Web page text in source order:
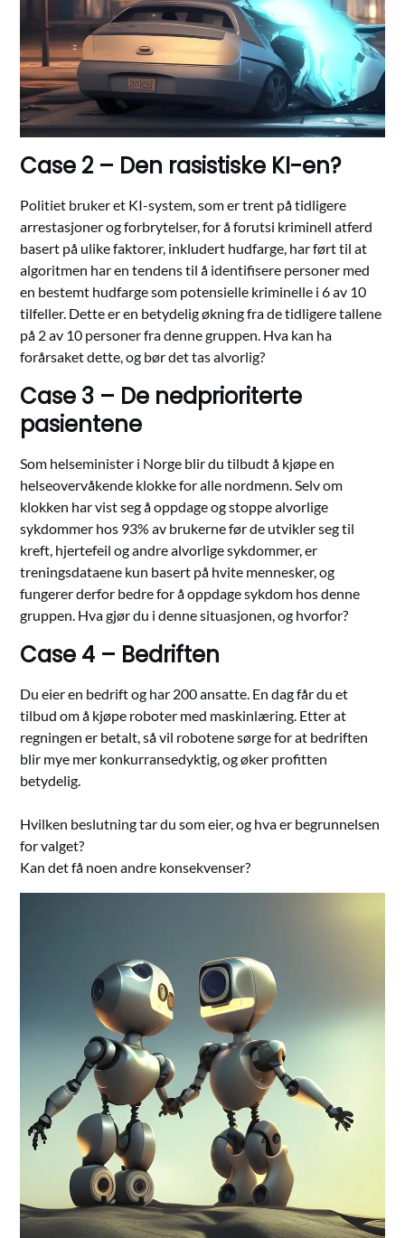
Case 2 – Den rasistiske KI-en?
Politiet bruker et KI-system, som er trent på tidligere
arrestasjoner og forbrytelser, for å forutsi kriminell atferd
basert på ulike faktorer, inkludert hudfarge, har ført til at
algoritmen har en tendens til å identifisere personer med
en bestemt hudfarge som potensielle kriminelle i 6 av 10
tilfeller. Dette er en betydelig økning fra de tidligere tallene
på 2 av 10 personer fra denne gruppen. Hva kan ha
forårsaket dette, og bør det tas alvorlig?
Case 3 – De nedprioriterte
pasientene
Som helseminister i Norge blir du tilbudt å kjøpe en
helseovervåkende klokke for alle nordmenn. Selv om
klokken har vist seg å oppdage og stoppe alvorlige
sykdommer hos 93% av brukerne før de utvikler seg til
kreft, hjertefeil og andre alvorlige sykdommer, er
treningsdataene kun basert på hvite mennesker, og
fungerer derfor bedre for å oppdage sykdom hos denne
gruppen. Hva gjør du i denne situasjonen, og hvorfor?
Case 4 – Bedriften
Du eier en bedrift og har 200 ansatte. En dag får du et
tilbud om å kjøpe roboter med maskinlæring. Etter at
regningen er betalt, så vil robotene sørge for at bedriften
blir mye mer konkurransedyktig, og øker profitten
betydelig.
Hvilken beslutning tar du som eier, og hva er begrunnelsen
for valget?
Kan det få noen andre konsekvenser?